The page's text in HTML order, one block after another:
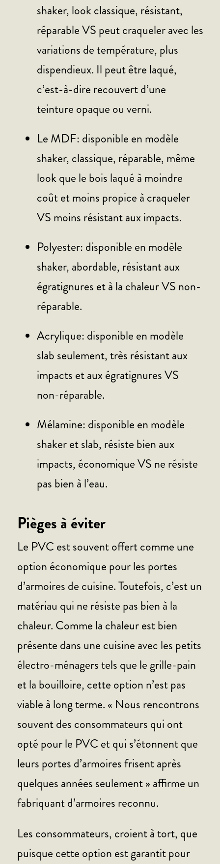
shaker, look classique, résistant,
réparable VS peut craqueler avec les
variations de température, plus
dispendieux. Il peut être laqué,
c’est-à-dire recouvert d’une
teinture opaque ou verni.
Le MDF: disponible en modèle
shaker, classique, réparable, même
look que le bois laqué à moindre
coût et moins propice à craqueler
VS moins résistant aux impacts.
Polyester: disponible en modèle
shaker, abordable, résistant aux
égratignures et à la chaleur VS non-
réparable.
Acrylique: disponible en modèle
slab seulement, très résistant aux
impacts et aux égratignures VS
non-réparable.
Mélamine: disponible en modèle
shaker et slab, résiste bien aux
impacts, économique VS ne résiste
pas bien à l’eau.
Pièges à éviter
Le PVC est souvent offert comme une
option économique pour les portes
d’armoires de cuisine. Toutefois, c’est un
matériau qui ne résiste pas bien à la
chaleur. Comme la chaleur est bien
présente dans une cuisine avec les petits
électro-ménagers tels que le grille-pain
et la bouilloire, cette option n’est pas
viable à long terme. « Nous rencontrons
souvent des consommateurs qui ont
opté pour le PVC et qui s’étonnent que
leurs portes d’armoires frisent après
quelques années seulement » affirme un
fabriquant d’armoires reconnu.
Les consommateurs, croient à tort, que
puisque cette option est garantit pour